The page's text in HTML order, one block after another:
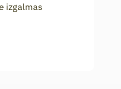
izgalmas